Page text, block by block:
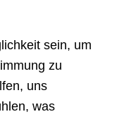
sein, um
zu
uns
was